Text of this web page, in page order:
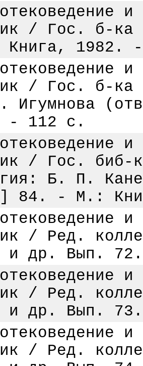
/ Гос. б-
1982.
/ Гос. б-
Игумнова
- 112 с.
/ Гос.
Б. П.
84. - М.:
/ Ред.
и др. Вып.
/ Ред.
и др. Вып.
/ Ред.